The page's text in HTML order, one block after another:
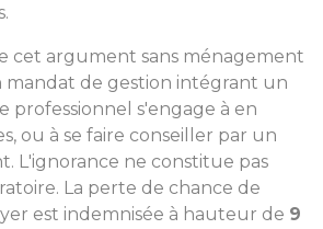
cet argument sans ménagement
mandat de gestion intégrant un
professionnel s'engage à en
ou à se faire conseiller par un
L'ignorance ne constitue pas
La perte de chance de
est indemnisée à hauteur de 9